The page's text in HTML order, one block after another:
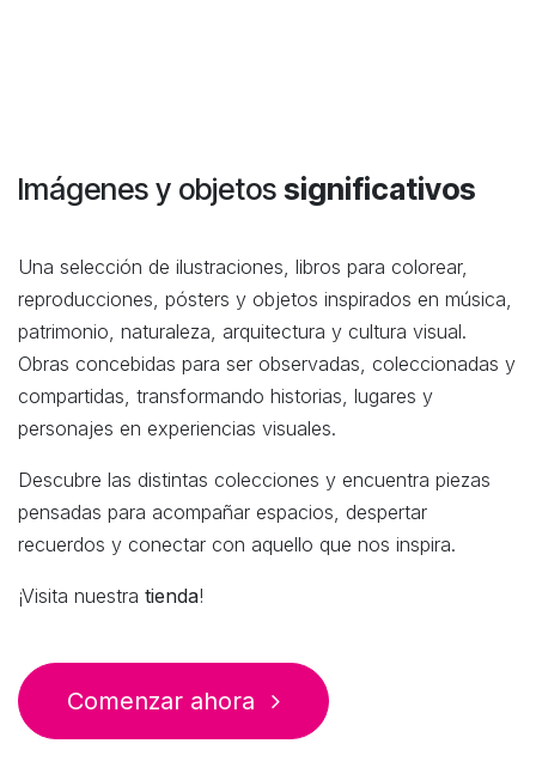
Imágenes y objetos significativos
Una selección de ilustraciones, libros para colorear,
reproducciones, pósters y objetos inspirados en música,
patrimonio, naturaleza, arquitectura y cultura visual.
Obras concebidas para ser observadas, coleccionadas y
compartidas, transformando historias, lugares y
personajes en experiencias visuales.
Descubre las distintas colecciones y encuentra piezas
pensadas para acompañar espacios, despertar
recuerdos y conectar con aquello que nos inspira.
¡Visita nuestra tienda!
Comenzar ahora